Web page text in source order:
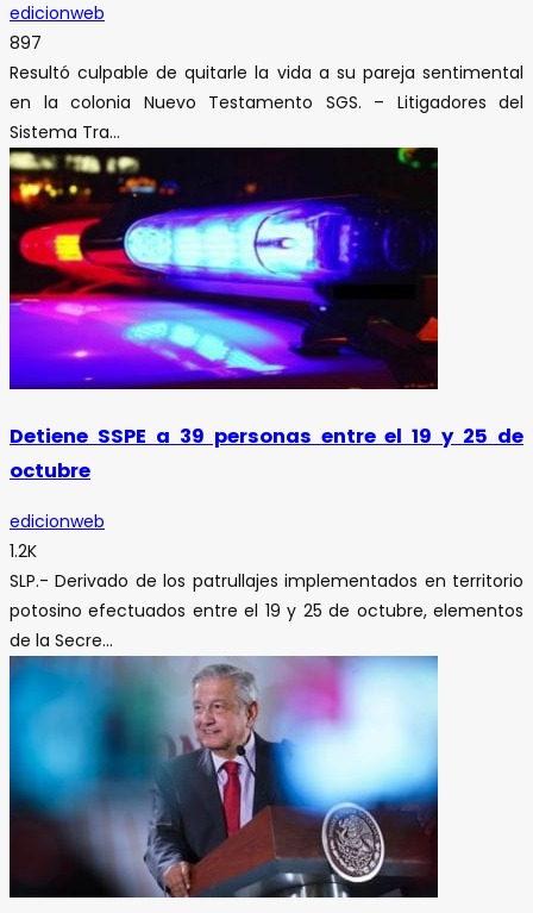
edicionweb
897
Resultó culpable de quitarle la vida a su pareja sentimental
en la colonia Nuevo Testamento SGS. – Litigadores del
Sistema Tra...
Detiene SSPE a 39 personas entre el 19 y 25 de
octubre
edicionweb
1.2K
SLP.- Derivado de los patrullajes implementados en territorio
potosino efectuados entre el 19 y 25 de octubre, elementos
de la Secre...